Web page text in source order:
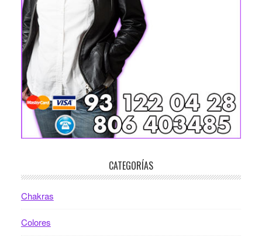
CATEGORÍAS
Chakras
Colores